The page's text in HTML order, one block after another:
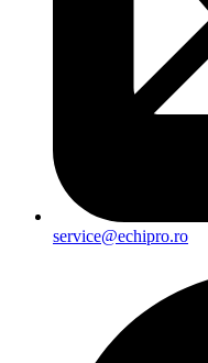
service@echipro.ro